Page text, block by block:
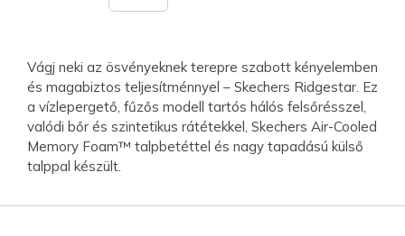
Vágj neki az ösvényeknek terepre szabott kényelemben
és magabiztos teljesítménnyel – Skechers Ridgestar. Ez
a vízlepergető, fűzős modell tartós hálós felsőrésszel,
valódi bőr és szintetikus rátétekkel, Skechers Air-Cooled
Memory Foam™ talpbetéttel és nagy tapadású külső
talppal készült.